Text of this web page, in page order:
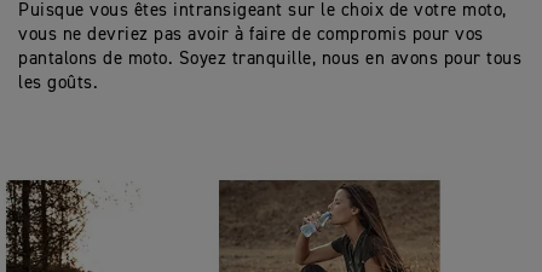
Puisque vous êtes intransigeant sur le choix de votre moto,
vous ne devriez pas avoir à faire de compromis pour vos
pantalons de moto. Soyez tranquille, nous en avons pour tous
les goûts.